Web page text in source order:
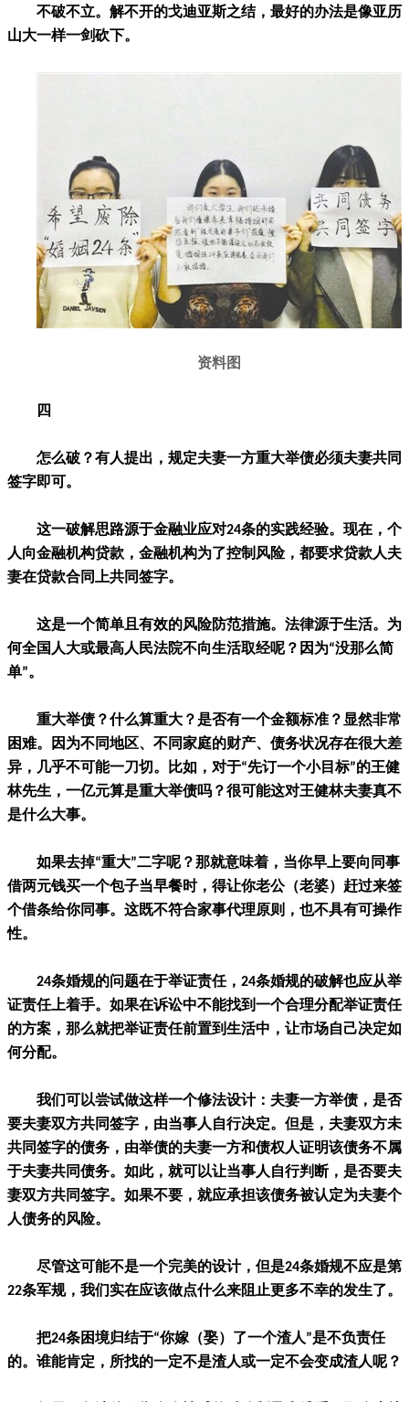
不破不立。解不开的戈迪亚斯之结，最好的办法是像亚历
山大一样一剑砍下。
资料图
四
怎么破？有人提出，规定夫妻一方重大举债必须夫妻共同
签字即可。
这一破解思路源于金融业应对24条的实践经验。现在，个
人向金融机构贷款，金融机构为了控制风险，都要求贷款人夫
妻在贷款合同上共同签字。
这是一个简单且有效的风险防范措施。法律源于生活。为
何全国人大或最高人民法院不向生活取经呢？因为“没那么简
单”。
重大举债？什么算重大？是否有一个金额标准？显然非常
困难。因为不同地区、不同家庭的财产、债务状况存在很大差
异，几乎不可能一刀切。比如，对于“先订一个小目标”的王健
林先生，一亿元算是重大举债吗？很可能这对王健林夫妻真不
是什么大事。
如果去掉“重大”二字呢？那就意味着，当你早上要向同事
借两元钱买一个包子当早餐时，得让你老公（老婆）赶过来签
个借条给你同事。这既不符合家事代理原则，也不具有可操作
性。
24条婚规的问题在于举证责任，24条婚规的破解也应从举
证责任上着手。如果在诉讼中不能找到一个合理分配举证责任
的方案，那么就把举证责任前置到生活中，让市场自己决定如
何分配。
我们可以尝试做这样一个修法设计：夫妻一方举债，是否
要夫妻双方共同签字，由当事人自行决定。但是，夫妻双方未
共同签字的债务，由举债的夫妻一方和债权人证明该债务不属
于夫妻共同债务。如此，就可以让当事人自行判断，是否要夫
妻双方共同签字。如果不要，就应承担该债务被认定为夫妻个
人债务的风险。
尽管这可能不是一个完美的设计，但是24条婚规不应是第
22条军规，我们实在应该做点什么来阻止更多不幸的发生了。
把24条困境归结于“你嫁（娶）了一个渣人”是不负责任
的。谁能肯定，所找的一定不是渣人或一定不会变成渣人呢？